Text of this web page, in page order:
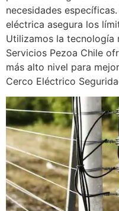
necesidades
eléctrica asegura los
Utilizamos la tecnología
Servicios Pezoa Chile
más alto nivel para
Cerco Eléctrico